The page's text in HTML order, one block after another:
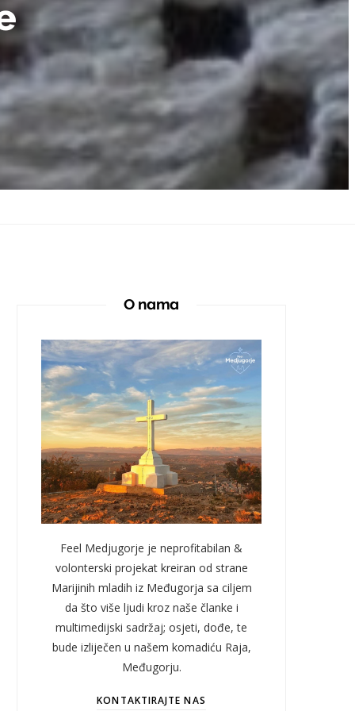
O nama
Feel Medjugorje je neprofitabilan &
volonterski projekat kreiran od strane
Marijinih mladih iz Međugorja sa ciljem
da što više ljudi kroz naše članke i
multimedijski sadržaj; osjeti, dođe, te
bude izliječen u našem komadiću Raja,
Međugorju.
KONTAKTIRAJTE NAS